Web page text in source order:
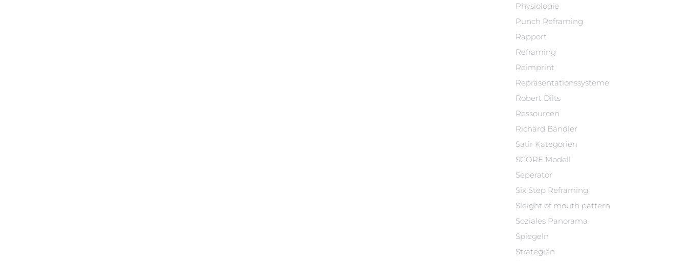
Physiologie
Punch Reframing
Rapport
Reframing
Reimprint
Repräsentationssysteme
Robert Dilts
Ressourcen
Richard Bandler
Satir Kategorien
SCORE Modell
Seperator
Six Step Reframing
Sleight of mouth pattern
Soziales Panorama
Spiegeln
Strategien